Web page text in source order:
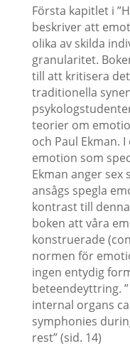
Första kapitlet i
beskriver att
olika av skilda
granularitet.
till att kritisera
traditionella
teorier om
och Paul Ekman.
emotion som
Ekman anger sex
ansågs spegla
kontrast till
boken att våra
konstruerade
normen för
ingen entydig
beteendeyttring.
internal organs
symphonies
rest” (sid. 14)